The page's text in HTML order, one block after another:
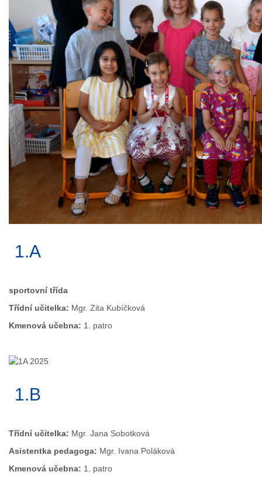
1.A
sportovní třída
Třídní učitelka: Mgr. Zita Kubíčková
Kmenová učebna: 1. patro
1.B
Třídní učitelka: Mgr. Jana Sobotková
Asistentka pedagoga: Mgr. Ivana Poláková
Kmenová učebna: 1. patro